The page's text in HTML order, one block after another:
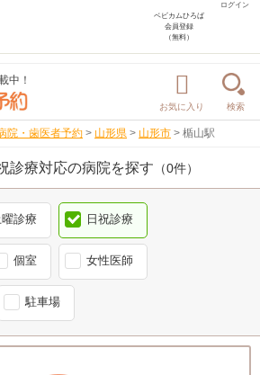
ログイン
ベビカムひろば
会員登録
（無料）
中！
お気に入り 検索
院・歯医者予約 > 山形県 > 山形市 > 楯山駅
診療対応の病院を探す （0件）
診療 日祝診療
個室 女性医師
駐車場